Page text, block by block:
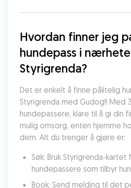
Hvordan finner jeg
hundepass i
Styrigrenda?
Det er enkelt å finne pålitelig
Styrigrenda med Gudog!! Med
hundepassere, klare til å gi din
mulig omsorg, enten hjemme
dem. Alt du trenger å gjøre er:
Søk: Bruk Styrigrenda-
hundepassere som tilbyr
Book: Send melding til det